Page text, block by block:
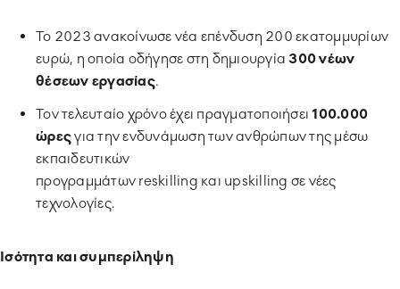
Το 2023 ανακοίνωσε νέα επένδυση 200 εκατομμυρίων
ευρώ, η οποία οδήγησε στη δημιουργία 300 νέων
θέσεων εργασίας.
Τον τελευταίο χρόνο έχει πραγματοποιήσει 100.000
ώρεςγια την ενδυνάμωση των ανθρώπων της μέσω
εκπαιδευτικών
προγραμμάτων reskilling και upskilling σε νέες
τεχνολογίες.
Ισότητα και συμπερίληψη